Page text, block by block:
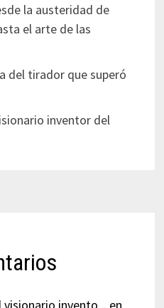
la austeridad de
el arte de las
del tirador que superó
inventor del
invento... en